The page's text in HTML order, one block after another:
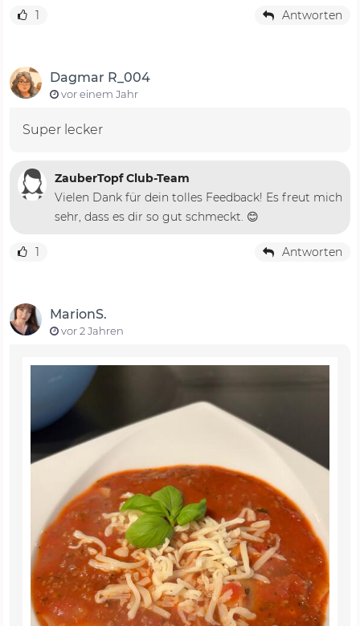
1 Antworten
Dagmar R_004
vor einem Jahr
Super lecker
ZauberTopf Club-Team
Vielen Dank für dein tolles Feedback! Es freut mich
sehr, dass es dir so gut schmeckt. 😊
1 Antworten
MarionS.
vor 2 Jahren